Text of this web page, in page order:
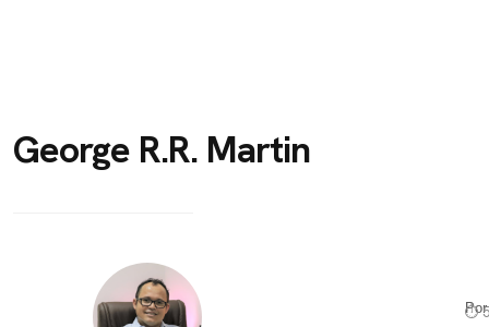
George R.R. Martin
⏱